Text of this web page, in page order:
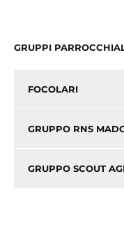
GRUPPI
FOCOLARI
GRUPPO RNS
GRUPPO SCOUT